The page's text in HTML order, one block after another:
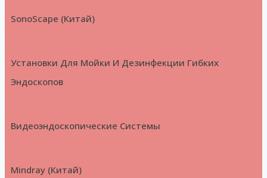
SonoScape (Китай)
Установки Для Мойки И Дезинфекции Гибких
Эндоскопов
Видеоэндоскопические Системы
Mindray (Китай)